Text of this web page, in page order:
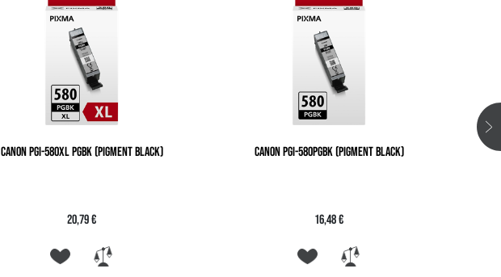
CANON PGI-580XL PGBK (PIGMENT BLACK)
20,79 €
CANON PGI-580PGBK (PIGMENT BLACK)
16,48 €